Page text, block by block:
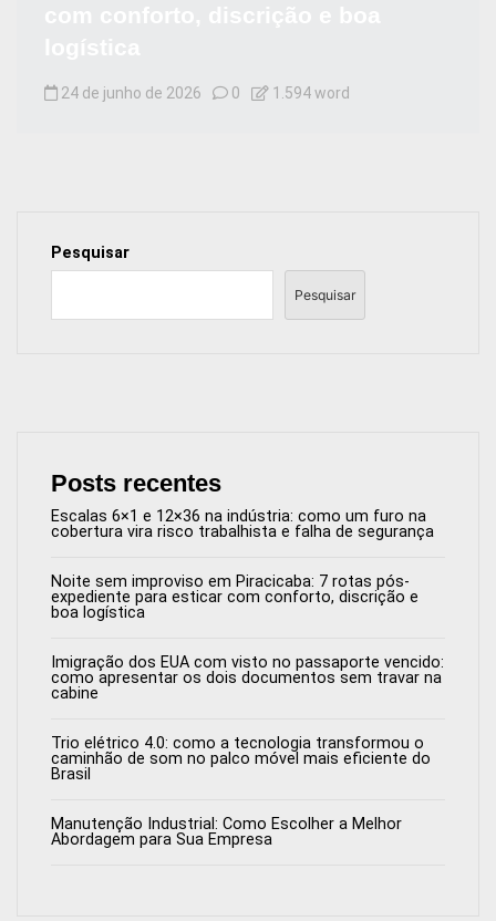
24 de junho de 2026 0 1.594 word
Pesquisar
Pesquisar
Posts recentes
Escalas 6×1 e 12×36 na indústria: como um furo na
cobertura vira risco trabalhista e falha de segurança
Noite sem improviso em Piracicaba: 7 rotas pós-
expediente para esticar com conforto, discrição e
boa logística
Imigração dos EUA com visto no passaporte vencido:
como apresentar os dois documentos sem travar na
cabine
Trio elétrico 4.0: como a tecnologia transformou o
caminhão de som no palco móvel mais eficiente do
Brasil
Manutenção Industrial: Como Escolher a Melhor
Abordagem para Sua Empresa